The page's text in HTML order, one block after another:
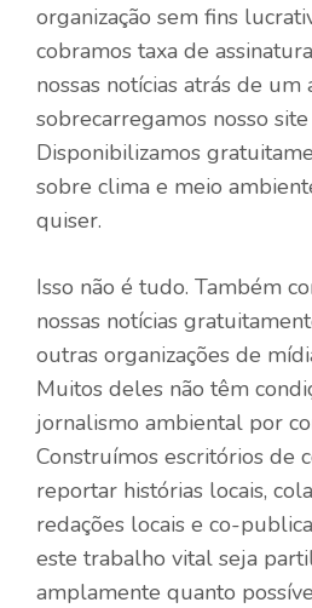
organização sem fins
cobramos taxa de
nossas notícias atrás de um
sobrecarregamos nosso
Disponibilizamos
sobre clima e meio
quiser.
Isso não é tudo. Também
nossas notícias
outras organizações de
Muitos deles não têm
jornalismo ambiental por
Construímos escritórios de
reportar histórias locais,
redações locais e co-
este trabalho vital seja
amplamente quanto